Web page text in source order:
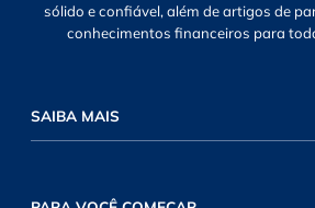
sólido e confiável, além de artigos de
conhecimentos financeiros para
SAIBA MAIS